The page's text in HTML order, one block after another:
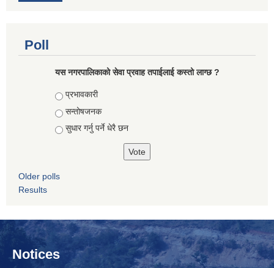
Poll
यस नगरपालिकाको सेवा प्रवाह तपाईलाई कस्तो लाग्छ ?
Choices
प्रभावकारी
सन्तोषजनक
सुधार गर्नु पर्ने धेरै छन
Older polls
Results
Notices